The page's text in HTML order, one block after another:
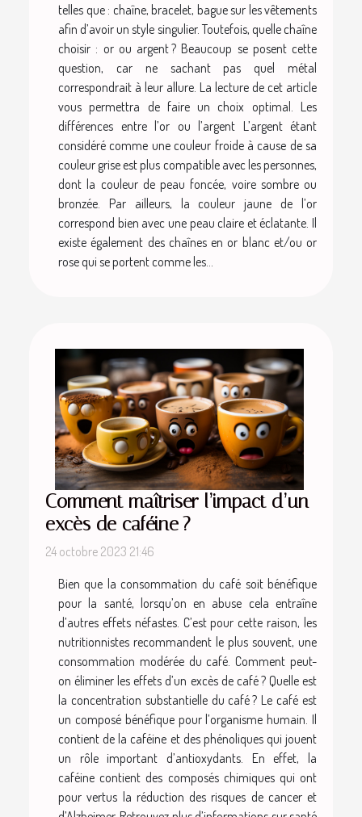
telles que : chaîne, bracelet, bague sur les vêtements
afin d’avoir un style singulier. Toutefois, quelle chaîne
choisir : or ou argent ? Beaucoup se posent cette
question, car ne sachant pas quel métal
correspondrait à leur allure. La lecture de cet article
vous permettra de faire un choix optimal. Les
différences entre l’or ou l’argent L’argent étant
considéré comme une couleur froide à cause de sa
couleur grise est plus compatible avec les personnes,
dont la couleur de peau foncée, voire sombre ou
bronzée. Par ailleurs, la couleur jaune de l’or
correspond bien avec une peau claire et éclatante. Il
existe également des chaînes en or blanc et/ou or
rose qui se portent comme les...
Comment maîtriser l’impact d’un
excès de caféine ?
24 octobre 2023 21:46
Bien que la consommation du café soit bénéfique
pour la santé, lorsqu’on en abuse cela entraîne
d’autres effets néfastes. C’est pour cette raison, les
nutritionnistes recommandent le plus souvent, une
consommation modérée du café. Comment peut-
on éliminer les effets d’un excès de café ? Quelle est
la concentration substantielle du café ? Le café est
un composé bénéfique pour l’organisme humain. Il
contient de la caféine et des phénoliques qui jouent
un rôle important d’antioxydants. En effet, la
caféine contient des composés chimiques qui ont
pour vertus la réduction des risques de cancer et